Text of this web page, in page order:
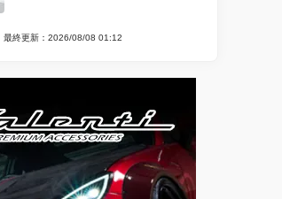
最終更新：2026/08/08 01:12